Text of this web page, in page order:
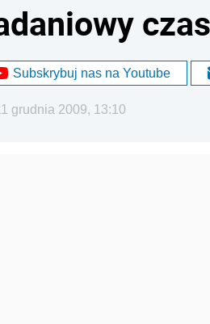
Subskrybuj nas na Youtube
grudnia 2009, 13:10